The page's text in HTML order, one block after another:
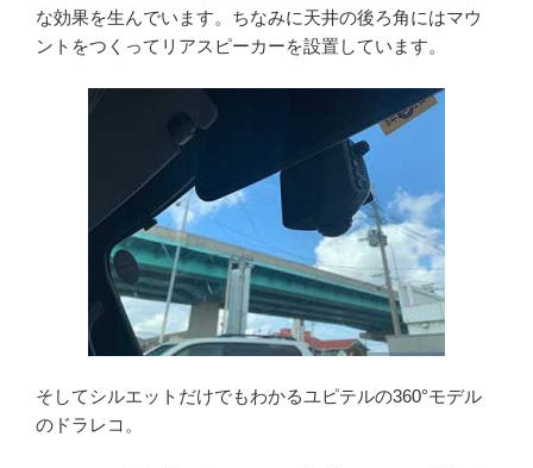
な効果を生んでいます。ちなみに天井の後ろ角にはマウ
ントをつくってリアスピーカーを設置しています。
そしてシルエットだけでもわかるユピテルの360°モデル
のドラレコ。